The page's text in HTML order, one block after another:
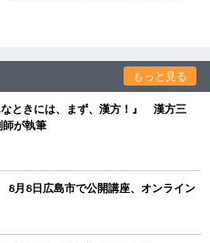
もっと見る
ときには、まず、漢方！』 漢方三
が執筆
月8日広島市で公開講座、オンライン